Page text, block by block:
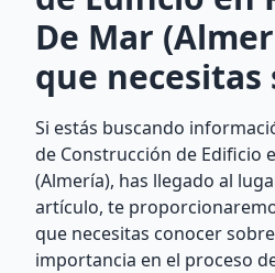
De Mar
que necesitas
Si estás buscando
de Construcción de Edificio
(Almería), has llegado al
artículo, te
que necesitas conocer
importancia en el proceso